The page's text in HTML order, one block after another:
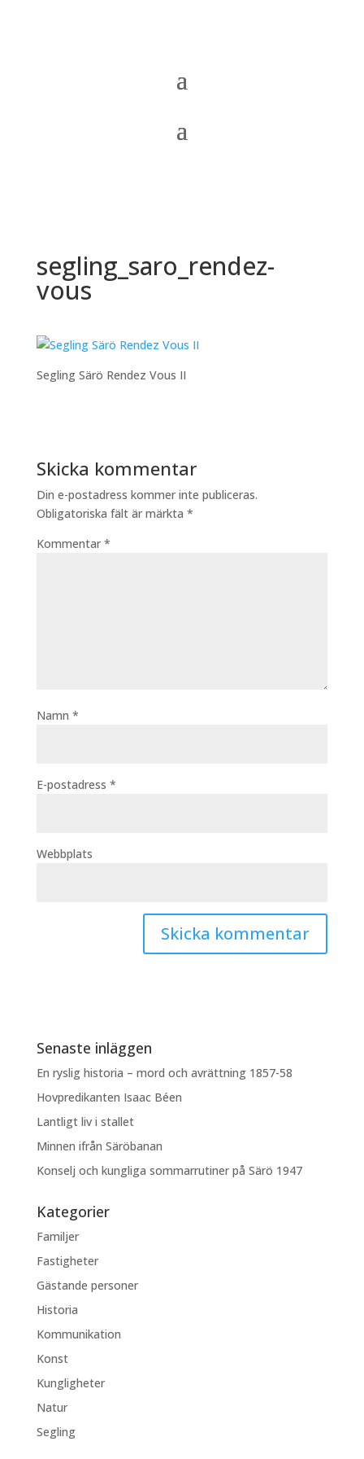
segling_saro_rendez-
vous
Segling Särö Rendez Vous II
Skicka kommentar
Din e-postadress kommer inte publiceras.
Obligatoriska fält är märkta *
Kommentar *
Namn *
E-postadress *
Webbplats
Senaste inläggen
En ryslig historia – mord och avrättning 1857-58
Hovpredikanten Isaac Béen
Lantligt liv i stallet
Minnen ifrån Säröbanan
Konselj och kungliga sommarrutiner på Särö 1947
Kategorier
Familjer
Fastigheter
Gästande personer
Historia
Kommunikation
Konst
Kungligheter
Natur
Segling